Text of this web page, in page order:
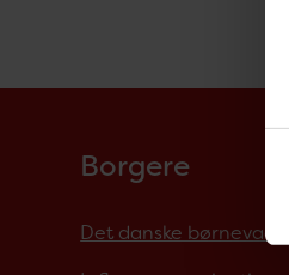
Borgere
Det danske